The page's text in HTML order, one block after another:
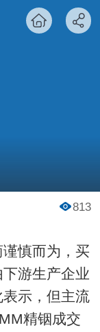
813
慎而为，买
游生产企业
示，但主流
精铟成交